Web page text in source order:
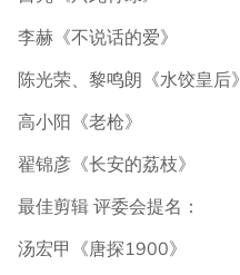
李赫《不说话的爱》
陈光荣、黎鸣朗《水饺皇后》
高小阳《老枪》
翟锦彦《长安的荔枝》
最佳剪辑 评委会提名：
汤宏甲《唐探1900》